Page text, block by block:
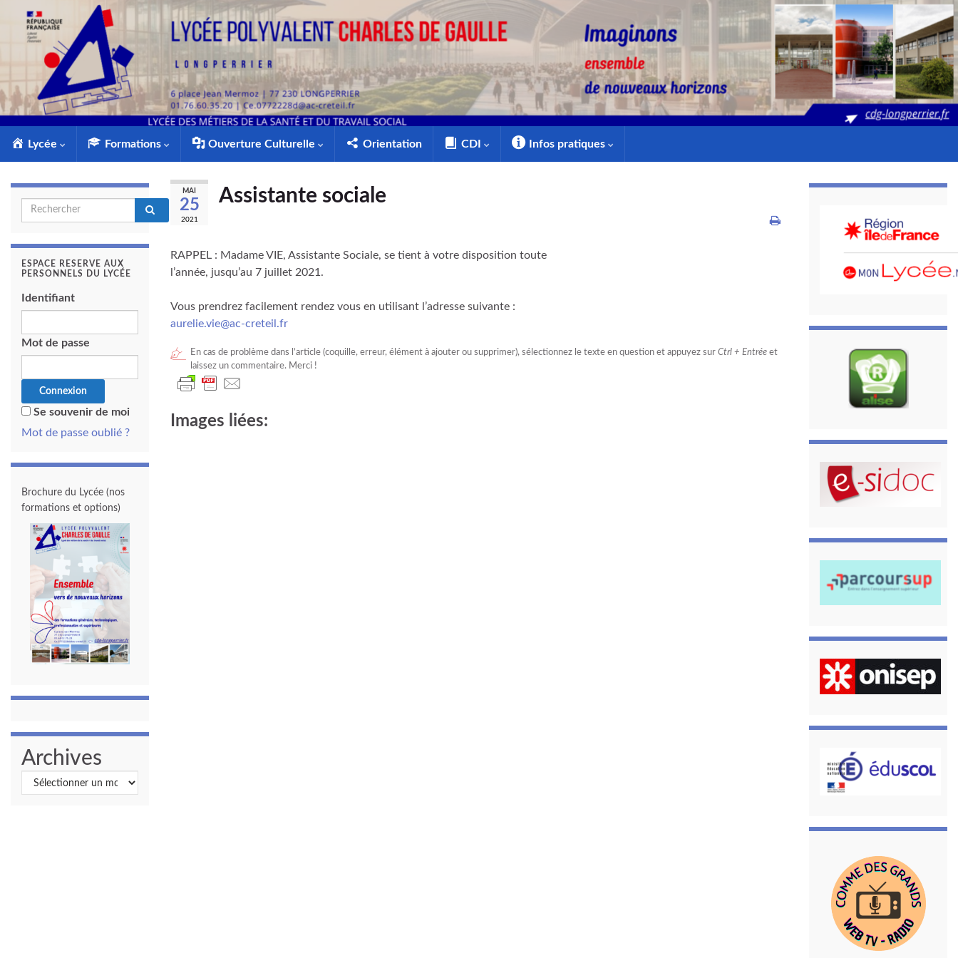
Lycée Formations Ouverture Culturelle Orientation CDI Infos pratiques
MAI
25
2021
Assistante sociale
RAPPEL : Madame VIE, Assistante Sociale, se tient à votre disposition toute
l’année, jusqu’au 7 juillet 2021.
Vous prendrez facilement rendez vous en utilisant l’adresse suivante :
aurelie.vie@ac-creteil.fr
En cas de problème dans l’article (coquille, erreur, élément à ajouter ou supprimer), sélectionnez le texte en question et appuyez sur Ctrl + Entrée et
laissez un commentaire. Merci !
Images liées:
Search for:
ESPACE RESERVE AUX
PERSONNELS DU LYCÉE
Identifiant
Mot de passe
Se souvenir de moi
Mot de passe oublié ?
Brochure du Lycée (nos
formations et options)
Archives
Archives